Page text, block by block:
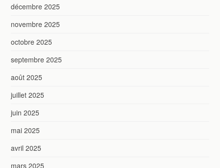
décembre 2025
novembre 2025
octobre 2025
septembre 2025
août 2025
juillet 2025
juin 2025
mai 2025
avril 2025
mars 2025